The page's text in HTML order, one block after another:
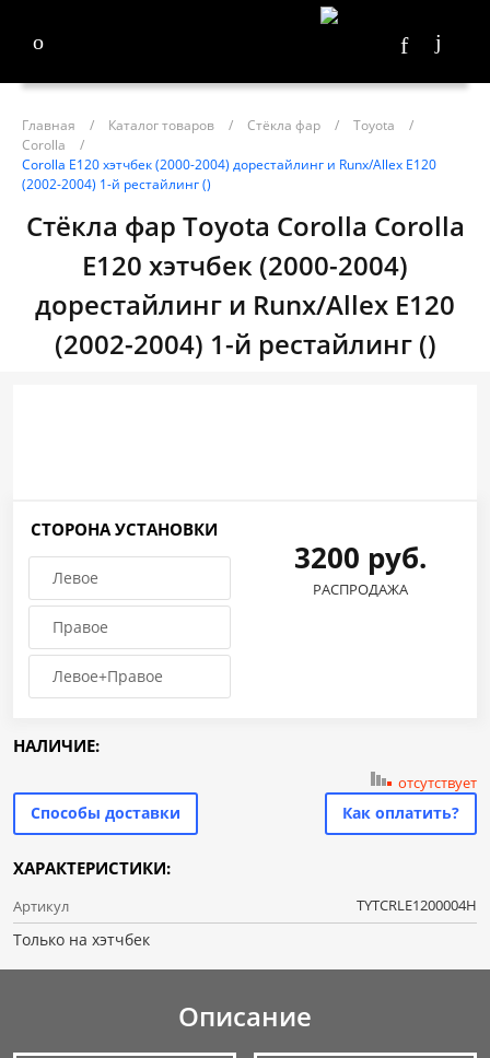
Главная / Каталог товаров / Стёкла фар / Toyota
/
Corolla
/
Corolla E120 хэтчбек (2000-2004) дорестайлинг и Runx/Allex E120
(2002-2004) 1-й рестайлинг ()
Стёкла фар Toyota Corolla Corolla
E120 хэтчбек (2000-2004)
дорестайлинг и Runx/Allex E120
(2002-2004) 1-й рестайлинг ()
СТОРОНА УСТАНОВКИ
Левое
Правое
Левое+Правое
3200 руб.
РАСПРОДАЖА
НАЛИЧИЕ:
отсутствует
Способы доставки Как оплатить?
ХАРАКТЕРИСТИКИ:
Артикул TYTCRLE1200004H
Только на хэтчбек
Описание